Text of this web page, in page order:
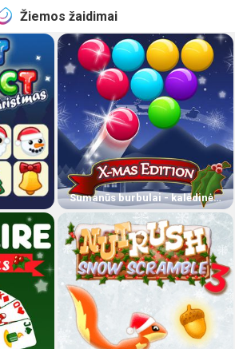
Žiemos žaidimai
Sumanūs burbulai - kalėdinė versija